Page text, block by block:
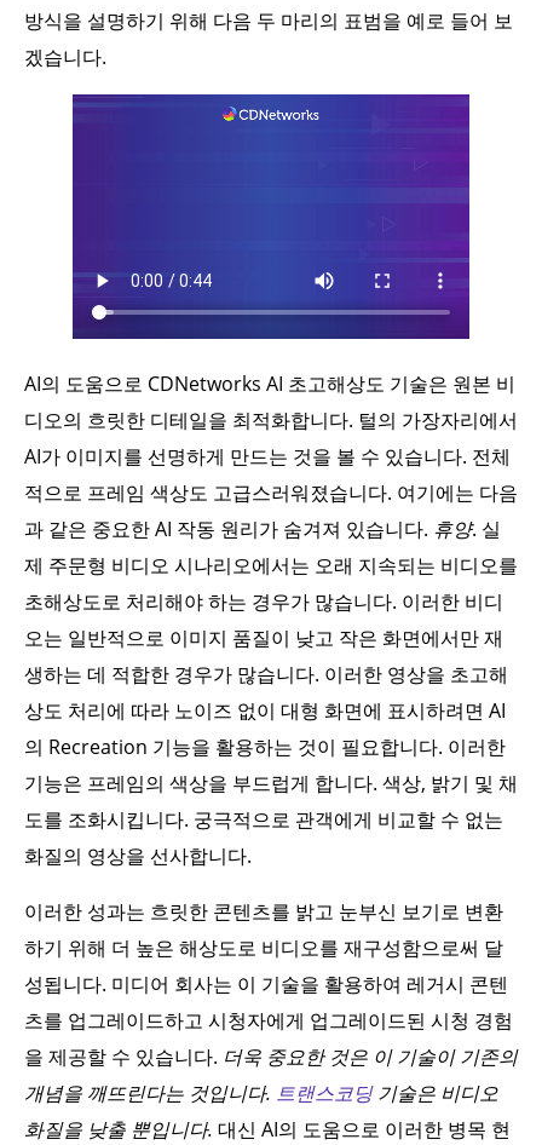
방식을 설명하기 위해 다음 두 마리의 표범을 예로 들어 보
겠습니다.
AI의 도움으로 CDNetworks AI 초고해상도 기술은 원본 비
디오의 흐릿한 디테일을 최적화합니다. 털의 가장자리에서
AI가 이미지를 선명하게 만드는 것을 볼 수 있습니다. 전체
적으로 프레임 색상도 고급스러워졌습니다. 여기에는 다음
과 같은 중요한 AI 작동 원리가 숨겨져 있습니다. 휴양. 실
제 주문형 비디오 시나리오에서는 오래 지속되는 비디오를
초해상도로 처리해야 하는 경우가 많습니다. 이러한 비디
오는 일반적으로 이미지 품질이 낮고 작은 화면에서만 재
생하는 데 적합한 경우가 많습니다. 이러한 영상을 초고해
상도 처리에 따라 노이즈 없이 대형 화면에 표시하려면 AI
의 Recreation 기능을 활용하는 것이 필요합니다. 이러한
기능은 프레임의 색상을 부드럽게 합니다. 색상, 밝기 및 채
도를 조화시킵니다. 궁극적으로 관객에게 비교할 수 없는
화질의 영상을 선사합니다.
이러한 성과는 흐릿한 콘텐츠를 밝고 눈부신 보기로 변환
하기 위해 더 높은 해상도로 비디오를 재구성함으로써 달
성됩니다. 미디어 회사는 이 기술을 활용하여 레거시 콘텐
츠를 업그레이드하고 시청자에게 업그레이드된 시청 경험
을 제공할 수 있습니다. 더욱 중요한 것은 이 기술이 기존의
개념을 깨뜨린다는 것입니다. 트랜스코딩기술은 비디오
화질을 낮출 뿐입니다. 대신 AI의 도움으로 이러한 병목 현